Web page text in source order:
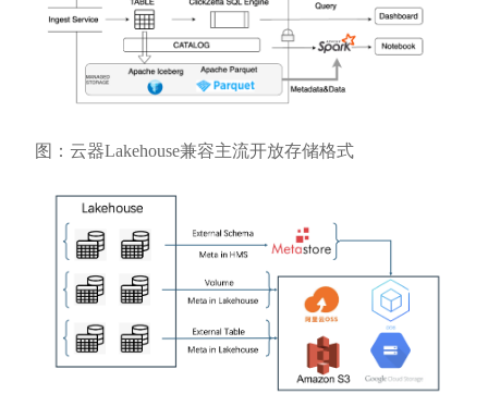
图：云器Lakehouse兼容主流开放存储格式